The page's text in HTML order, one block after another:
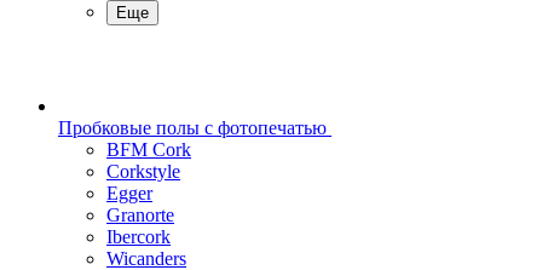
Еще
Пробковые полы с фотопечатью
BFM Cork
Corkstyle
Egger
Granorte
Ibercork
Wicanders